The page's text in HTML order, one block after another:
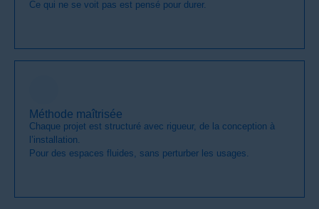
Ce qui ne se voit pas est pensé pour durer.
Méthode maîtrisée
Chaque projet est structuré avec rigueur, de la conception à
l’installation.
Pour des espaces fluides, sans perturber les usages.